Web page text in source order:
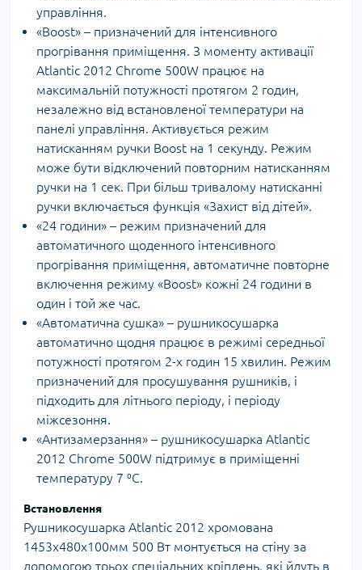
управління.
«Boost» – призначений для інтенсивного
прогрівання приміщення. З моменту активації
Atlantic 2012 Chrome 500W працює на
максимальній потужності протягом 2 годин,
незалежно від встановленої температури на
панелі управління. Активується режим
натисканням ручки Boost на 1 секунду. Режим
може бути відключений повторним натисканням
ручки на 1 сек. При більш тривалому натисканні
ручки включається функція «Захист від дітей».
«24 години» – режим призначений для
автоматичного щоденного інтенсивного
прогрівання приміщення, автоматичне повторне
включення режиму «Boost» кожні 24 години в
один і той же час.
«Автоматична сушка» – рушникосушарка
автоматично щодня працює в режимі середньої
потужності протягом 2-х годин 15 хвилин. Режим
призначений для просушування рушників, і
підходить для літнього періоду, і періоду
міжсезоння.
«Антизамерзання» – рушникосушарка Atlantic
2012 Chrome 500W підтримує в приміщенні
температуру 7 ⁰С.
Встановлення
Рушникосушарка Atlantic 2012 хромована
1453х480х100мм 500 Вт монтується на стіну за
допомогою трьох спеціальних кріплень, які йдуть в